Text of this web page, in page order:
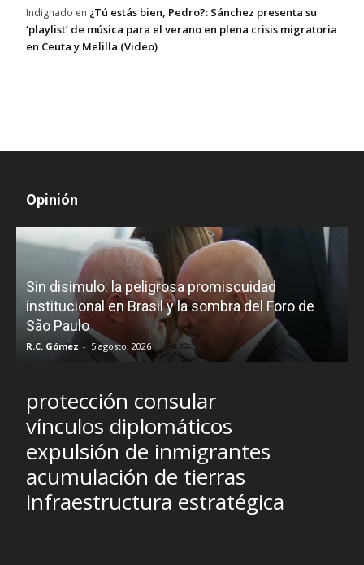
Indignado en ¿Tú estás bien, Pedro?: Sánchez presenta su
‘playlist’ de música para el verano en plena crisis migratoria
en Ceuta y Melilla (Video)
Opinión
Sin disimulo: la peligrosa promiscuidad
institucional en Brasil y la sombra del Foro de
São Paulo
R.C. Gómez - 5 agosto, 2026
protección consular
vínculos diplomáticos
expulsión de inmigrantes
acumulación de tierras
infraestructura estratégica